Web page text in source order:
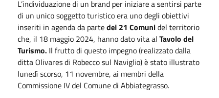
L’individuazione di un brand per iniziare a sentirsi parte
di un unico soggetto turistico era uno degli obiettivi
inseriti in agenda da partedei 21 Comunidel territorio
che, il 18 maggio 2024, hanno dato vita al Tavolo del
Turismo. Il frutto di questo impegno (realizzato dalla
ditta Olivares di Robecco sul Naviglio) è stato illustrato
lunedì scorso, 11 novembre, ai membri della
Commissione IV del Comune di Abbiategrasso.